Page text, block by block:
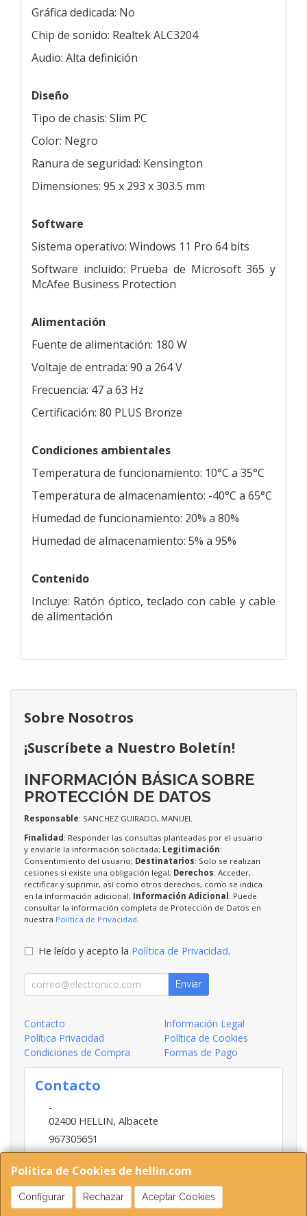
Gráfica dedicada: No
Chip de sonido: Realtek ALC3204
Audio: Alta definición
Diseño
Tipo de chasis: Slim PC
Color: Negro
Ranura de seguridad: Kensington
Dimensiones: 95 x 293 x 303.5 mm
Software
Sistema operativo: Windows 11 Pro 64 bits
Software incluido: Prueba de Microsoft 365 y
McAfee Business Protection
Alimentación
Fuente de alimentación: 180 W
Voltaje de entrada: 90 a 264 V
Frecuencia: 47 a 63 Hz
Certificación: 80 PLUS Bronze
Condiciones ambientales
Temperatura de funcionamiento: 10°C a 35°C
Temperatura de almacenamiento: -40°C a 65°C
Humedad de funcionamiento: 20% a 80%
Humedad de almacenamiento: 5% a 95%
Contenido
Incluye: Ratón óptico, teclado con cable y cable
de alimentación
Política de Cookies de hellin.com
Configurar Rechazar Aceptar Cookies
Sobre Nosotros
¡Suscríbete a Nuestro Boletín!
INFORMACIÓN BÁSICA SOBRE
PROTECCIÓN DE DATOS
Responsable: SANCHEZ GUIRADO, MANUEL
Finalidad: Responder las consultas planteadas por el usuario
y enviarle la información solicitada; Legitimación:
Consentimiento del usuario; Destinatarios: Solo se realizan
cesiones si existe una obligación legal; Derechos: Acceder,
rectificar y suprimir, así como otros derechos, como se indica
en la información adicional; Información Adicional: Puede
consultar la información completa de Protección de Datos en
nuestra Política de Privacidad
He leído y acepto la Política de Privacidad.
Enviar
Contacto
Información Legal
Política Privacidad
Política de Cookies
Condiciones de Compra
Formas de Pago
Contacto
-
02400 HELLIN, Albacete
967305651
INFO@HELLIN.COM
Horario